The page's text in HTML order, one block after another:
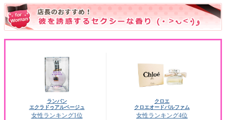
ランバン
エクラドゥアルページュ
女性ランキング1位
クロエ
クロエオードパルファム
女性ランキング4位